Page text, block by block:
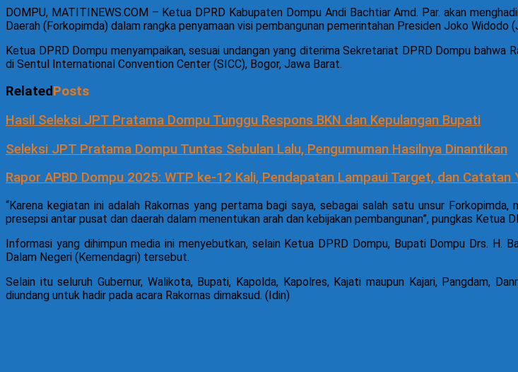
DOMPU, MATITINEWS.COM – Ketua DPRD Kabupaten Dompu Andi Bachtiar Amd. Par. akan
Daerah (Forkopimda) dalam rangka penyamaan visi pembangunan pemerintahan Presiden Joko Widodo
Ketua DPRD Dompu menyampaikan, sesuai undangan yang diterima Sekretariat DPRD Dompu
di Sentul International Convention Center (SICC), Bogor, Jawa Barat.
RelatedPosts
Hasil Seleksi JPT Pratama Dompu Tunggu Respons BKN dan Kepulangan Bupati
Seleksi JPT Pratama Dompu Tuntas Sebulan Lalu, Pengumuman Hasilnya Dinantikan
Rapor APBD Dompu 2025: WTP ke-12 Kali, Pendapatan Lampaui Target, dan Catatan
“Karena kegiatan ini adalah Rakornas yang pertama bagi saya, sebagai salah satu unsur
presepsi antar pusat dan daerah dalam menentukan arah dan kebijakan pembangunan”, pungkas Ketua
Informasi yang dihimpun media ini menyebutkan, selain Ketua DPRD Dompu, Bupati Dompu Drs. H.
Dalam Negeri (Kemendagri) tersebut.
Selain itu seluruh Gubernur, Walikota, Bupati, Kapolda, Kapolres, Kajati maupun Kajari, Pangdam,
diundang untuk hadir pada acara Rakornas dimaksud. (Idin)